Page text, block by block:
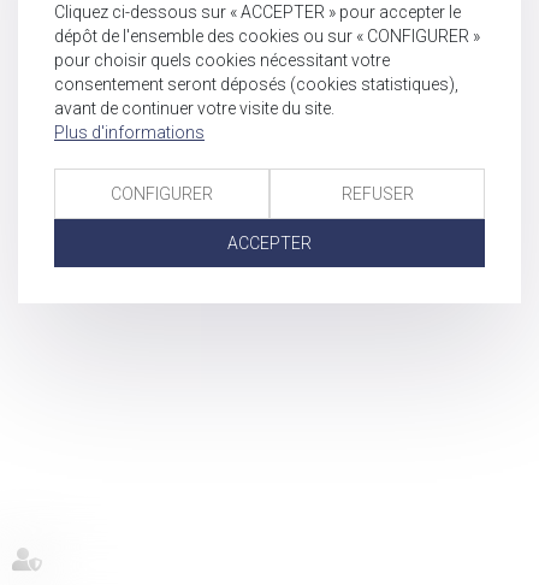
Cliquez ci-dessous sur « ACCEPTER » pour accepter le
dépôt de l'ensemble des cookies ou sur « CONFIGURER »
pour choisir quels cookies nécessitant votre
consentement seront déposés (cookies statistiques),
avant de continuer votre visite du site.
Plus d'informations
CONFIGURER REFUSER
ACCEPTER